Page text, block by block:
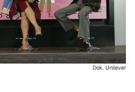
Dok. Unilever